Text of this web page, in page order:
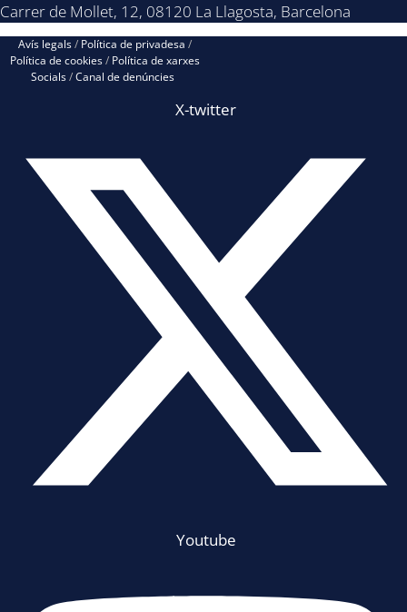
Carrer de Mollet, 12, 08120 La Llagosta, Barcelona
Avís legals/ Política de privadesa /
Política de cookies/ Política de xarxes
Socials/Canal de denúncies
X-twitter
Youtube